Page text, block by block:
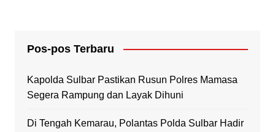
Pos-pos Terbaru
Kapolda Sulbar Pastikan Rusun Polres Mamasa
Segera Rampung dan Layak Dihuni
Di Tengah Kemarau, Polantas Polda Sulbar Hadir